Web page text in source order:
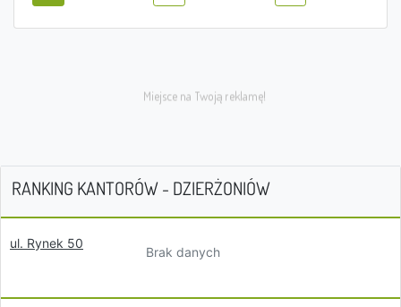
RANKING KANTORÓW - DZIERŻONIÓW
ul. Rynek 50
Brak danych